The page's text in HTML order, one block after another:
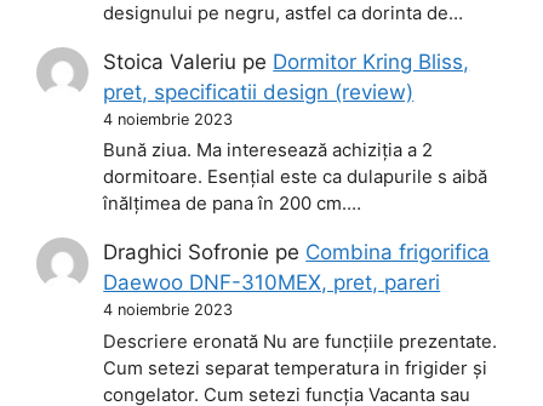
designului pe negru, astfel ca dorinta de…
Stoica Valeriu pe Dormitor Kring Bliss,
pret, specificatii design (review)
4 noiembrie 2023
Bună ziua. Ma interesează achiziția a 2
dormitoare. Esențial este ca dulapurile s aibă
înălțimea de pana în 200 cm.…
Draghici Sofronie pe Combina frigorifica
Daewoo DNF-310MEX, pret, pareri
4 noiembrie 2023
Descriere eronată Nu are funcțiile prezentate.
Cum setezi separat temperatura in frigider și
congelator. Cum setezi funcția Vacanta sau